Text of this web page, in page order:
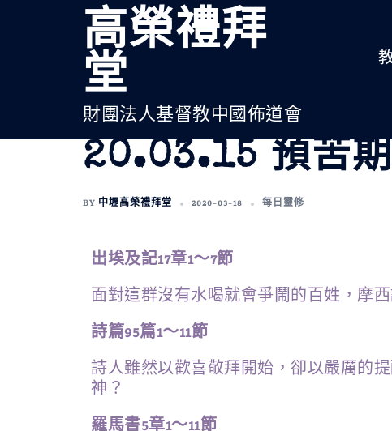
高榮禮拜
堂
財團法人基督教中國佈道會
20.03.15 預苦
BY 中壢高榮禮拜堂 2020-03-18 每日靈修
出埃及記17章1～7節
面對這群沒有水喝就會爭鬧的百姓，摩
詩篇95篇1～11節
詩人雖然以歡喜敬拜開始，卻以嚴厲的
神？
羅馬書5章1～11節